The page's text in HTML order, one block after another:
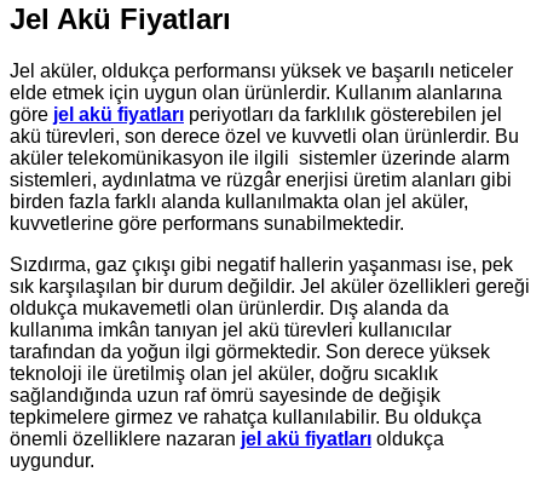
Jel Akü Fiyatları
Jel aküler, oldukça performansı yüksek ve başarılı neticeler
elde etmek için uygun olan ürünlerdir. Kullanım alanlarına
göre jel akü fiyatları periyotları da farklılık gösterebilen jel
akü türevleri, son derece özel ve kuvvetli olan ürünlerdir. Bu
aküler telekomünikasyon ile ilgili sistemler üzerinde alarm
sistemleri, aydınlatma ve rüzgâr enerjisi üretim alanları gibi
birden fazla farklı alanda kullanılmakta olan jel aküler,
kuvvetlerine göre performans sunabilmektedir.
Sızdırma, gaz çıkışı gibi negatif hallerin yaşanması ise, pek
sık karşılaşılan bir durum değildir. Jel aküler özellikleri gereği
oldukça mukavemetli olan ürünlerdir. Dış alanda da
kullanıma imkân tanıyan jel akü türevleri kullanıcılar
tarafından da yoğun ilgi görmektedir. Son derece yüksek
teknoloji ile üretilmiş olan jel aküler, doğru sıcaklık
sağlandığında uzun raf ömrü sayesinde de değişik
tepkimelere girmez ve rahatça kullanılabilir. Bu oldukça
önemli özelliklere nazaran jel akü fiyatları oldukça
uygundur.